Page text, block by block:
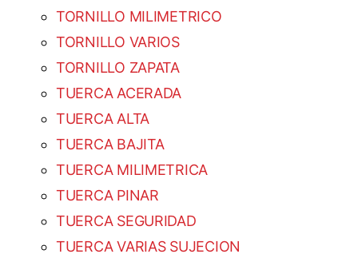
TORNILLO MILIMETRICO
TORNILLO VARIOS
TORNILLO ZAPATA
TUERCA ACERADA
TUERCA ALTA
TUERCA BAJITA
TUERCA MILIMETRICA
TUERCA PINAR
TUERCA SEGURIDAD
TUERCA VARIAS SUJECION